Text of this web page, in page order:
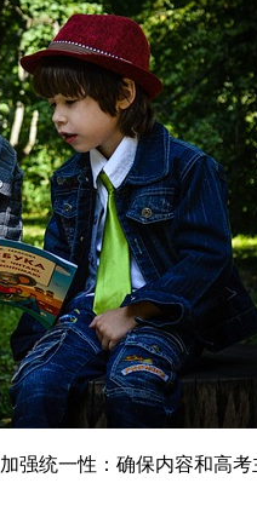
强统一性：确保内容和高